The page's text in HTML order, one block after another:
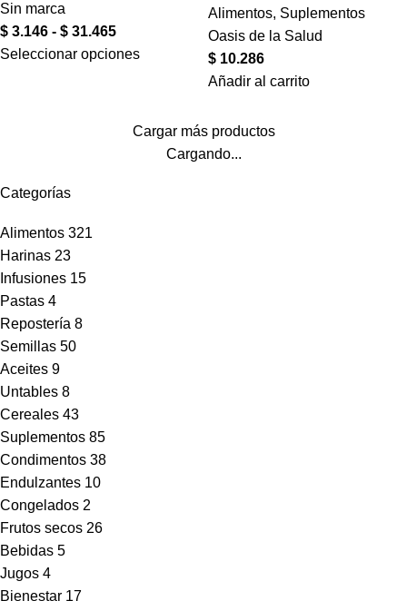
Categorías
Alimentos 321
Harinas 23
Infusiones 15
Pastas 4
Repostería 8
Semillas 50
Aceites 9
Untables 8
Cereales 43
Suplementos 85
Condimentos 38
Endulzantes 10
Congelados 2
Frutos secos 26
Bebidas 5
Jugos 4
Bienestar 17
Sin marca
$ 3.146 - $ 31.465
Seleccionar opciones
Alimentos, Suplementos
Oasis de la Salud
$ 10.286
Añadir al carrito
Cargar más productos
Cargando...